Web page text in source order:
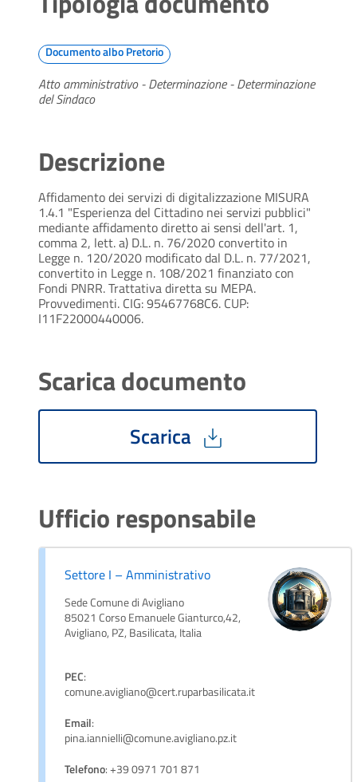
Documento albo Pretorio
Atto amministrativo - Determinazione - Determinazione
del Sindaco
Descrizione
Affidamento dei servizi di digitalizzazione MISURA
1.4.1 "Esperienza del Cittadino nei servizi pubblici"
mediante affidamento diretto ai sensi dell'art. 1,
comma 2, lett. a) D.L. n. 76/2020 convertito in
Legge n. 120/2020 modificato dal D.L. n. 77/2021,
convertito in Legge n. 108/2021 finanziato con
Fondi PNRR. Trattativa diretta su MEPA.
Provvedimenti. CIG: 95467768C6. CUP:
I11F22000440006.
Scarica documento
Scarica
Ufficio responsabile
Settore I – Amministrativo
Sede Comune di Avigliano
85021 Corso Emanuele Gianturco,42,
Avigliano, PZ, Basilicata, Italia
PEC:
comune.avigliano@cert.ruparbasilicata.it
Email:
pina.iannielli@comune.avigliano.pz.it
Telefono: +39 0971 701 871